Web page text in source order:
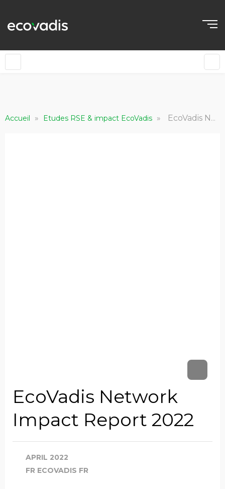
Accueil » Etudes RSE & impact EcoVadis » EcoVadis Network Impact Report 2022
EcoVadis Network
Impact Report 2022
APRIL 2022
FR ECOVADIS FR